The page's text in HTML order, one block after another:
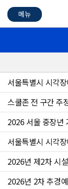
메뉴
스쿨존 전 구간 주
2026년 제2차 시
2026년 2차 추경